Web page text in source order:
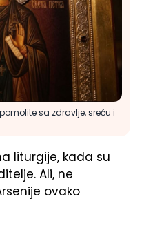
sa zdravlje, sreću i
liturgije, kada su
Ali, ne
ovako